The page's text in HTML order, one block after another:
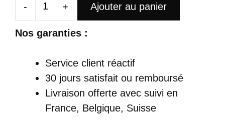
-
quantité
Antivol
Urbain
+ Ajouter au panier
Nos garanties :
Service client réactif
30 jours satisfait ou remboursé
Livraison offerte avec suivi en
France, Belgique, Suisse